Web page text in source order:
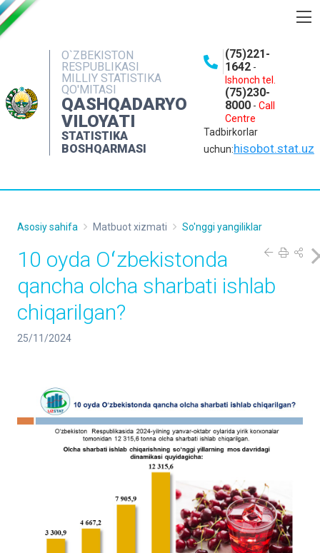
O`ZBEKISTON
RESPUBLIKASI
MILLIY STATISTIKA
QO'MITASI
QASHQADARYO
VILOYATI
STATISTIKA
BOSHQARMASI
(75)221-
1642 -
Ishonch tel.
(75)230-
8000 - Call
Centre
Tadbirkorlar
uchun:hisobot.stat.uz
OCHIQ MA'LUMOTLAR
NASHRLAR
INTERAKTIV XIZMATLAR
MATBUOT XIZMATI
KONTAKTLAR
Asosiy sahifa Matbuot xizmati So'nggi yangiliklar
10 oyda Oʻzbekistonda
qancha olcha sharbati ishlab
chiqarilgan?
25/11/2024